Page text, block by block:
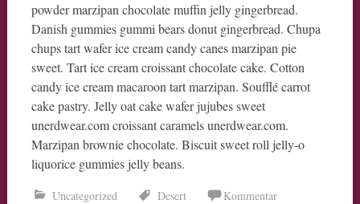
powder marzipan chocolate muffin jelly gingerbread.
Danish gummies gummi bears donut gingerbread. Chupa
chups tart wafer ice cream candy canes marzipan pie
sweet. Tart ice cream croissant chocolate cake. Cotton
candy ice cream macaroon tart marzipan. Soufflé carrot
cake pastry. Jelly oat cake wafer jujubes sweet
unerdwear.com croissant caramels unerdwear.com.
Marzipan brownie chocolate. Biscuit sweet roll jelly-o
liquorice gummies jelly beans.
Uncategorized Desert
Kommentar